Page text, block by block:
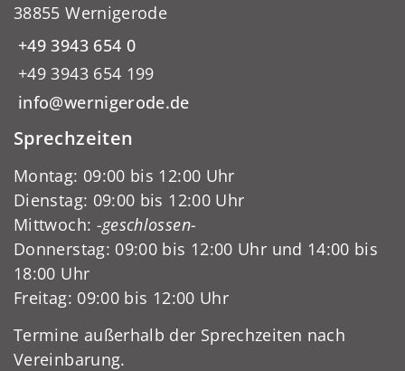
38855 Wernigerode
+49 3943 654 0
+49 3943 654 199
info@wernigerode.de
Sprechzeiten
Montag: 09:00 bis 12:00 Uhr
Dienstag: 09:00 bis 12:00 Uhr
Mittwoch: -geschlossen-
Donnerstag: 09:00 bis 12:00 Uhr und 14:00 bis
18:00 Uhr
Freitag: 09:00 bis 12:00 Uhr
Termine außerhalb der Sprechzeiten nach
Vereinbarung.